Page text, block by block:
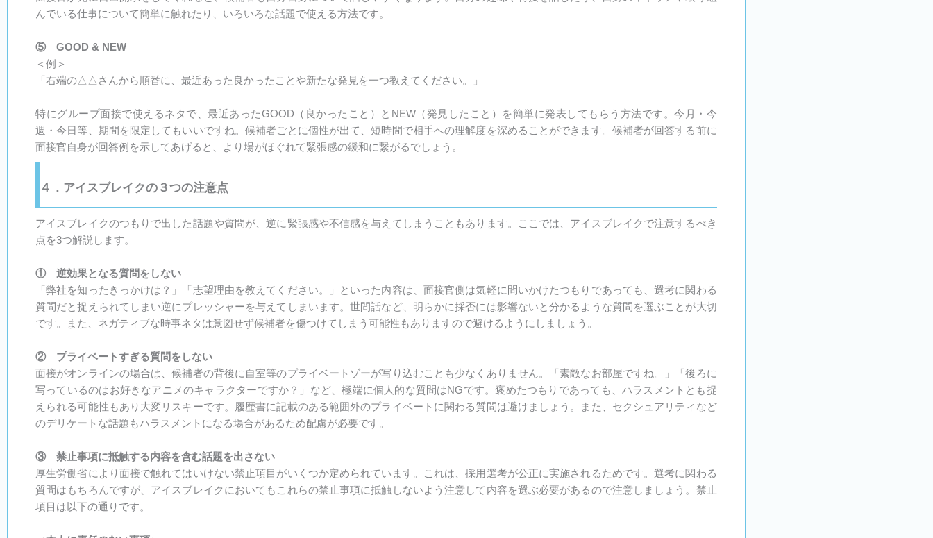
んでいる仕事について簡単に触れたり、いろいろな話題で使える方法です。
⑤ GOOD & NEW
＜例＞
「右端の△△さんから順番に、最近あった良かったことや新たな発見を一つ教えてください。」
特にグループ面接で使えるネタで、最近あったGOOD（良かったこと）とNEW（発見したこと）を簡単に発表してもらう方法です。今月・今
週・今日等、期間を限定してもいいですね。候補者ごとに個性が出て、短時間で相手への理解度を深めることができます。候補者が回答する前に
面接官自身が回答例を示してあげると、より場がほぐれて緊張感の緩和に繋がるでしょう。
４．アイスブレイクの３つの注意点
アイスブレイクのつもりで出した話題や質問が、逆に緊張感や不信感を与えてしまうこともあります。ここでは、アイスブレイクで注意するべき
点を3つ解説します。
① 逆効果となる質問をしない
「弊社を知ったきっかけは？」「志望理由を教えてください。」といった内容は、面接官側は気軽に問いかけたつもりであっても、選考に関わる
質問だと捉えられてしまい逆にプレッシャーを与えてしまいます。世間話など、明らかに採否には影響ないと分かるような質問を選ぶことが大切
です。また、ネガティブな時事ネタは意図せず候補者を傷つけてしまう可能性もありますので避けるようにしましょう。
② プライベートすぎる質問をしない
面接がオンラインの場合は、候補者の背後に自室等のプライベートゾーが写り込むことも少なくありません。「素敵なお部屋ですね。」「後ろに
写っているのはお好きなアニメのキャラクターですか？」など、極端に個人的な質問はNGです。褒めたつもりであっても、ハラスメントとも捉
えられる可能性もあり大変リスキーです。履歴書に記載のある範囲外のプライベートに関わる質問は避けましょう。また、セクシュアリティなど
のデリケートな話題もハラスメントになる場合があるため配慮が必要です。
③ 禁止事項に抵触する内容を含む話題を出さない
厚生労働省により面接で触れてはいけない禁止項目がいくつか定められています。これは、採用選考が公正に実施されるためです。選考に関わる
質問はもちろんですが、アイスブレイクにおいてもこれらの禁止事項に抵触しないよう注意して内容を選ぶ必要があるので注意しましょう。禁止
項目は以下の通りです。